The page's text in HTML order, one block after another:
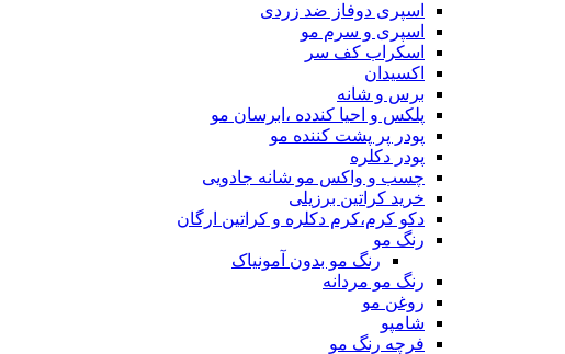
اسپری دوفاز ضد زردی
اسپری و سرم مو
اسکراب کف سر
اکسیدان
برس و شانه
پلکس و احیا کندده ،ابرسان مو
پودر پر پشت کننده مو
پودر دکلره
چسب و واکس مو شانه جادویی
خرید کراتین برزیلی
دکو کرم،کرم دکلره و کراتین ارگان
رنگ مو
رنگ مو بدون آمونیاک
رنگ مو مردانه
روغن مو
شامپو
فرچه رنگ مو